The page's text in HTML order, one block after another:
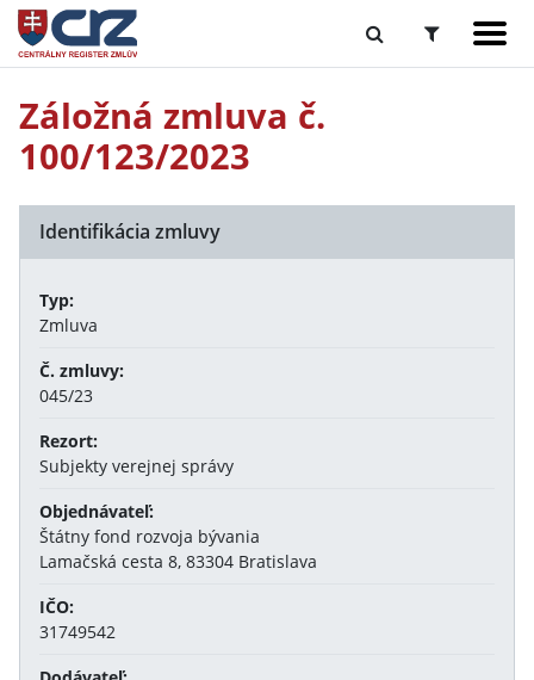
Záložná zmluva č.
100/123/2023
Identifikácia zmluvy
Typ:
Zmluva
Č. zmluvy:
045/23
Rezort:
Subjekty verejnej správy
Objednávateľ:
Štátny fond rozvoja bývania
Lamačská cesta 8, 83304 Bratislava
IČO:
31749542